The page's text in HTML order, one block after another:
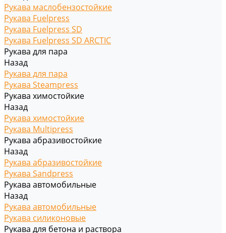
Рукава маслобензостойкие
Рукава Fuelpress
Рукава Fuelpress SD
Рукава Fuelpress SD ARCTIC
Рукава для пара
Назад
Рукава для пара
Рукава Steampress
Рукава химостойкие
Назад
Рукава химостойкие
Рукава Multipress
Рукава абразивостойкие
Назад
Рукава абразивостойкие
Рукава Sandpress
Рукава автомобильные
Назад
Рукава автомобильные
Рукава силиконовые
Рукава для бетона и раствора